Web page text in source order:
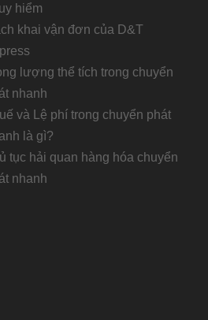
hiểm
khai vận đơn của D&T
lượng thể tích trong chuyển
nhanh
và Lệ phí trong chuyển phát
là gì?
tục hải quan hàng hóa chuyển
nhanh